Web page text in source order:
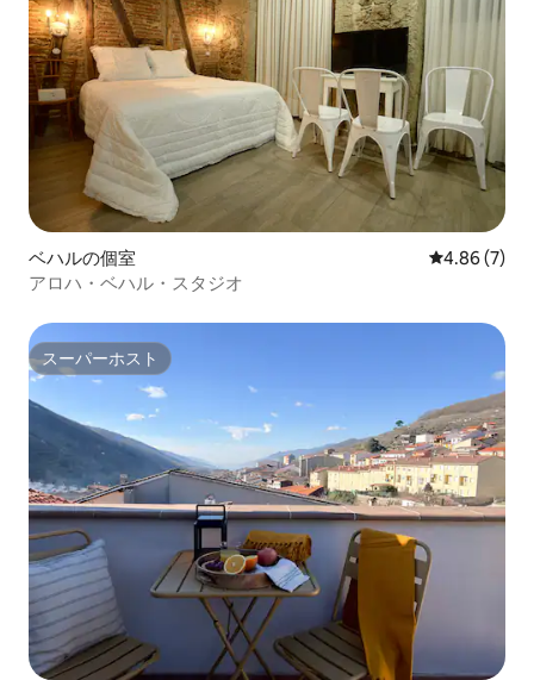
ベハルの個室 レビュー7
4.86 (7)
アロハ・ベハル・スタジオ
スーパーホスト
スーパーホスト